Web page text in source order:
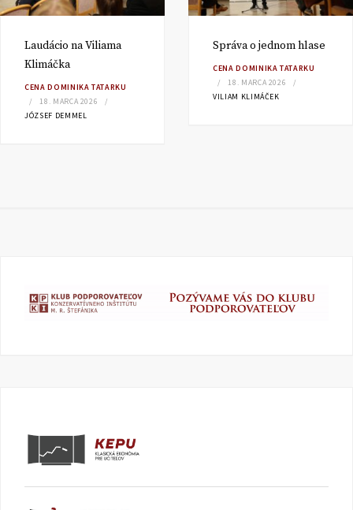
Laudácio na Viliama
Klimáčka
CENA DOMINIKA TATARKU
18. MARCA 2026
JÓZSEF DEMMEL
Správa o jednom hlase
CENA DOMINIKA TATARKU
18. MARCA 2026
VILIAM KLIMÁČEK